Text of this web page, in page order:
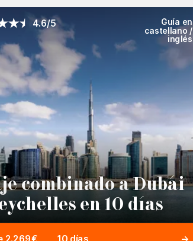
4.6/5
Guía en
castellano /
inglés
combinado a Dubái
en 10 días